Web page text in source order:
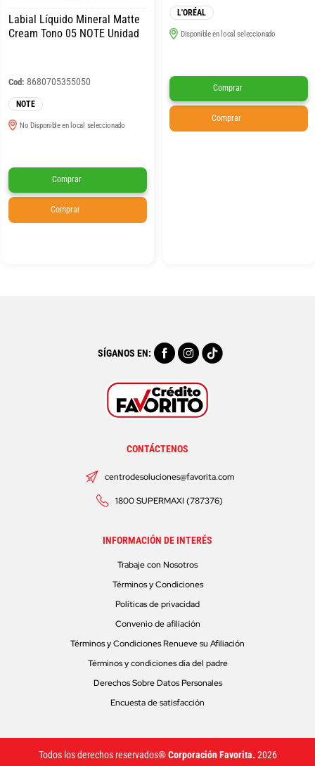
Labial Líquido Mineral Matte
Cream Tono 05 NOTE Unidad
Cod: 8680705355050
NOTE
No Disponible en local seleccionado
Comprar
Comprar
L'ORÉAL
Disponible en local seleccionado
Comprar
Comprar
SÍGANOS EN:
CONTÁCTENOS
centrodesoluciones@favorita.com
1800 SUPERMAXI (787376)
INFORMACIÓN DE INTERÉS
Trabaje con Nosotros
Términos y Condiciones
Políticas de privacidad
Convenio de afiliación
Términos y Condiciones Renueve su Afiliación
Términos y condiciones día del padre
Derechos Sobre Datos Personales
Encuesta de satisfacción
Todos los derechos reservados®Corporación Favorita. 2026